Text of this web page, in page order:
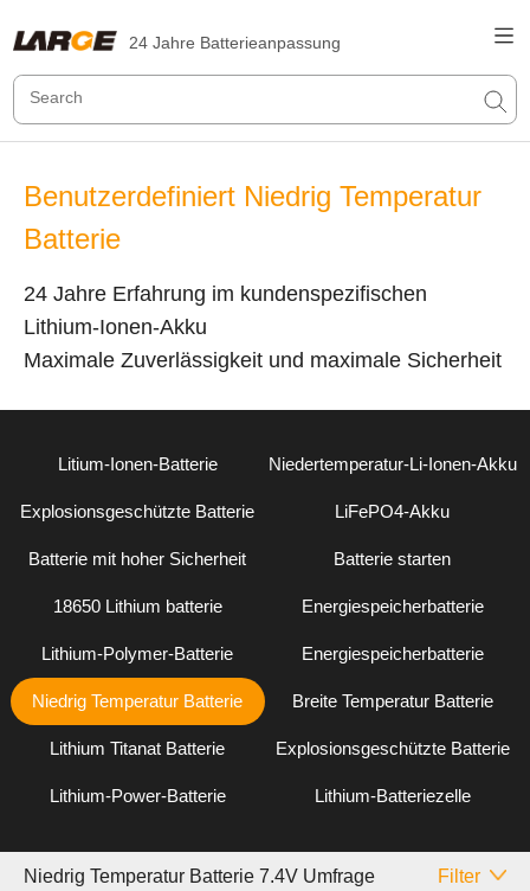
24 Jahre Batterieanpassung
Benutzerdefiniert Niedrig Temperatur
Batterie
24 Jahre Erfahrung im kundenspezifischen
Lithium-Ionen-Akku
Maximale Zuverlässigkeit und maximale Sicherheit
Litium-Ionen-Batterie Niedertemperatur-Li-Ionen-Akku
Explosionsgeschützte Batterie LiFePO4-Akku
Batterie mit hoher Sicherheit Batterie starten
18650 Lithium batterie Energiespeicherbatterie
Lithium-Polymer-Batterie Energiespeicherbatterie
Niedrig Temperatur Batterie Breite Temperatur Batterie
Lithium Titanat Batterie Explosionsgeschützte Batterie
Lithium-Power-Batterie Lithium-Batteriezelle
Niedrig Temperatur Batterie 7.4V Umfrage Filter